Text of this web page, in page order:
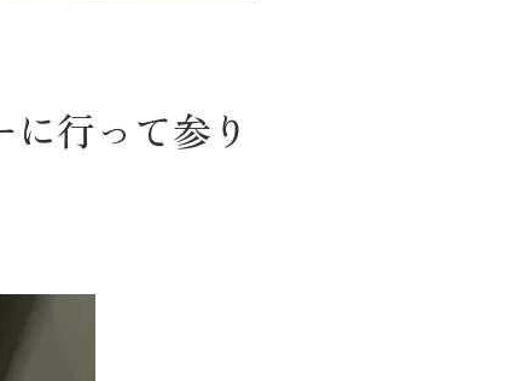
行って参り